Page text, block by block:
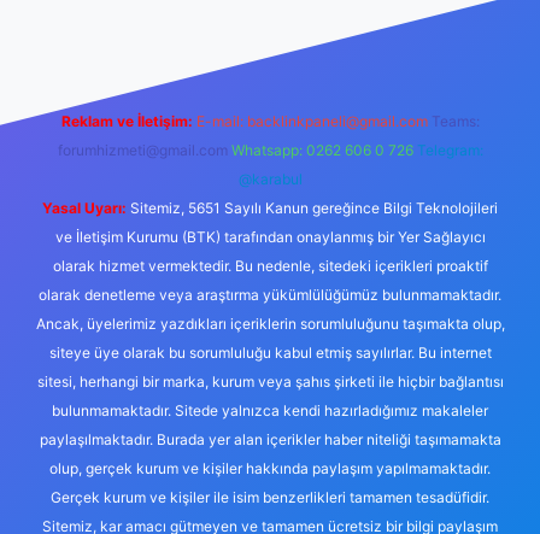
Reklam ve İletişim: E-mail: backlinkpaneli@gmail.com Teams:
forumhizmeti@gmail.com Whatsapp: 0262 606 0 726 Telegram:
@karabul
Yasal Uyarı: Sitemiz, 5651 Sayılı Kanun gereğince Bilgi Teknolojileri
ve İletişim Kurumu (BTK) tarafından onaylanmış bir Yer Sağlayıcı
olarak hizmet vermektedir. Bu nedenle, sitedeki içerikleri proaktif
olarak denetleme veya araştırma yükümlülüğümüz bulunmamaktadır.
Ancak, üyelerimiz yazdıkları içeriklerin sorumluluğunu taşımakta olup,
siteye üye olarak bu sorumluluğu kabul etmiş sayılırlar. Bu internet
sitesi, herhangi bir marka, kurum veya şahıs şirketi ile hiçbir bağlantısı
bulunmamaktadır. Sitede yalnızca kendi hazırladığımız makaleler
paylaşılmaktadır. Burada yer alan içerikler haber niteliği taşımamakta
olup, gerçek kurum ve kişiler hakkında paylaşım yapılmamaktadır.
Gerçek kurum ve kişiler ile isim benzerlikleri tamamen tesadüfidir.
Sitemiz, kar amacı gütmeyen ve tamamen ücretsiz bir bilgi paylaşım